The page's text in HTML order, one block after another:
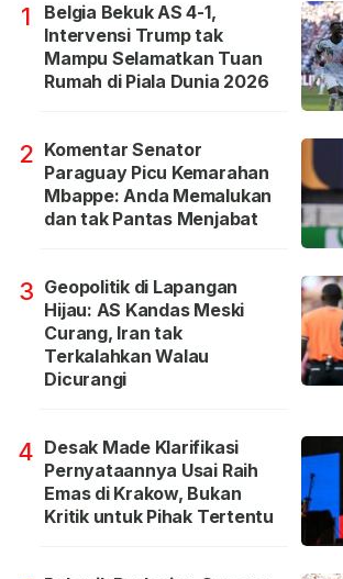
1
Belgia Bekuk AS 4-1,
Intervensi Trump tak
Mampu Selamatkan Tuan
Rumah di Piala Dunia 2026
2 Komentar Senator
Paraguay Picu Kemarahan
Mbappe: Anda Memalukan
dan tak Pantas Menjabat
3 Geopolitik di Lapangan
Hijau: AS Kandas Meski
Curang, Iran tak
Terkalahkan Walau
Dicurangi
4 Desak Made Klarifikasi
Pernyataannya Usai Raih
Emas di Krakow, Bukan
Kritik untuk Pihak Tertentu